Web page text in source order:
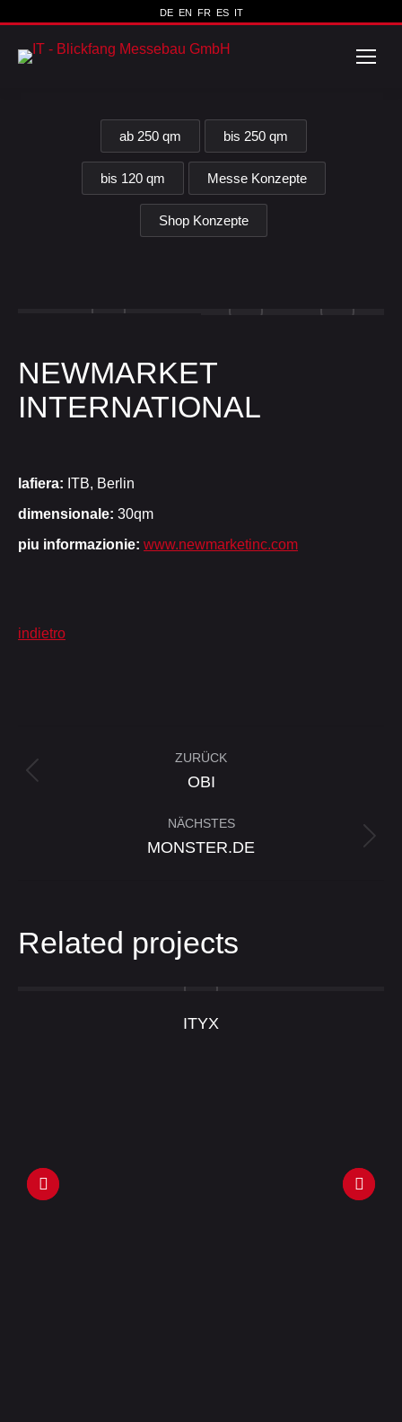
DE EN FR ES IT
ab 250 qm bis 250 qm
bis 120 qm Messe Konzepte
Shop Konzepte
NEWMARKET
INTERNATIONAL
lafiera: ITB, Berlin
dimensionale: 30qm
piu informazionie: www.newmarketinc.com
indietro
navigation
ZURÜCK
Previous
OBI
NÄCHSTES
Next
MONSTER.DE
Related projects
ITYX